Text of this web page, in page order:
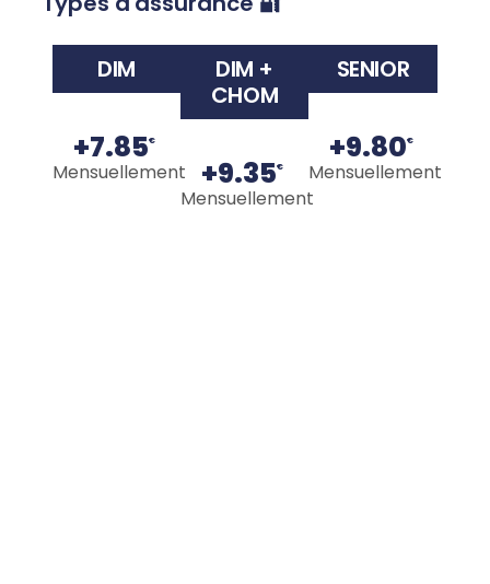
DIM
+7.85€
Mensuellement
DIM +
CHOM
+9.35€
Mensuellement
SENIOR
+9.80€
Mensuellement